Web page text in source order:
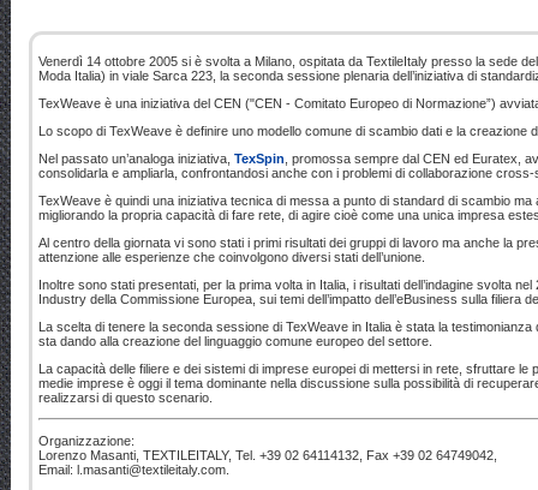
Venerdì 14 ottobre 2005 si è svolta a Milano, ospitata da TextileItaly presso la sede
Moda Italia) in viale Sarca 223, la seconda sessione plenaria dell’iniziativa di
TexWeave è una iniziativa del CEN ("CEN - Comitato Europeo di Normazione”)
Lo scopo di TexWeave è definire uno modello comune di scambio dati e la creazione
Nel passato un’analoga iniziativa, TexSpin , promossa sempre dal CEN ed Euratex,
consolidarla e ampliarla, confrontandosi anche con i problemi di collaborazione
TexWeave è quindi una iniziativa tecnica di messa a punto di standard di scambio
migliorando la propria capacità di fare rete, di agire cioè come una unica impresa
Al centro della giornata vi sono stati i primi risultati dei gruppi di lavoro ma anche la
attenzione alle esperienze che coinvolgono diversi stati dell’unione.
Inoltre sono stati presentati, per la prima volta in Italia, i risultati dell’indagine svolta
Industry della Commissione Europea, sui temi dell’impatto dell’eBusiness sulla filiera
La scelta di tenere la seconda sessione di TexWeave in Italia è stata la
sta dando alla creazione del linguaggio comune europeo del settore.
La capacità delle filiere e dei sistemi di imprese europei di mettersi in rete, sfruttare
medie imprese è oggi il tema dominante nella discussione sulla possibilità di
realizzarsi di questo scenario.
Organizzazione:
Lorenzo Masanti, TEXTILEITALY, Tel. +39 02 64114132, Fax +39 02 64749042,
Email: l.masanti@textileitaly.com.